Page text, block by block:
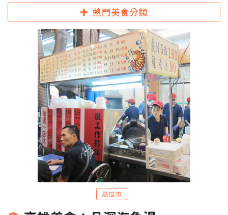
粉絲團 Line@ IG
熱門美食分類
高雄市